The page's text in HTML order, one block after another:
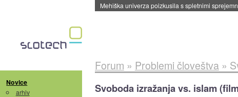
Evropska vesoljska agencija razvija svojo
Novice
arhiv
Forum » Problemi človeštva»
Svoboda izražanja vs. islam